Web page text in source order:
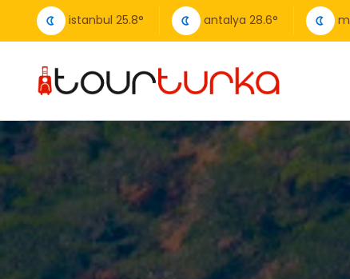
istanbul 25.8° antalya 28.6°